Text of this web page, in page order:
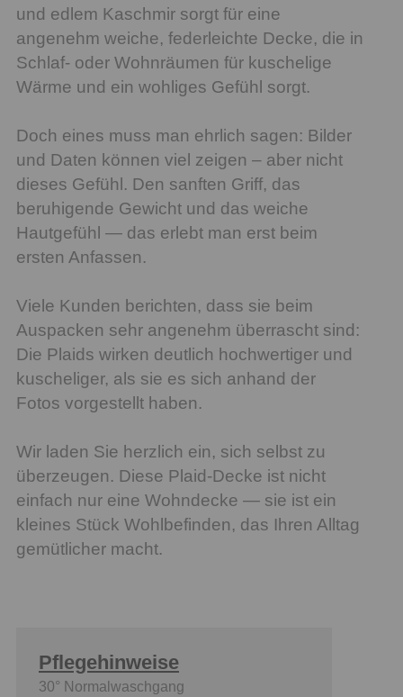
und edlem Kaschmir sorgt für eine
angenehm weiche, federleichte Decke, die in
Schlaf- oder Wohnräumen für kuschelige
Wärme und ein wohliges Gefühl sorgt.
Doch eines muss man ehrlich sagen: Bilder
und Daten können viel zeigen – aber nicht
dieses Gefühl. Den sanften Griff, das
beruhigende Gewicht und das weiche
Hautgefühl — das erlebt man erst beim
ersten Anfassen.
Viele Kunden berichten, dass sie beim
Auspacken sehr angenehm überrascht sind:
Die Plaids wirken deutlich hochwertiger und
kuscheliger, als sie es sich anhand der
Fotos vorgestellt haben.
Wir laden Sie herzlich ein, sich selbst zu
überzeugen. Diese Plaid-Decke ist nicht
einfach nur eine Wohndecke — sie ist ein
kleines Stück Wohlbefinden, das Ihren Alltag
gemütlicher macht.
Pflegehinweise
30° Normalwaschgang